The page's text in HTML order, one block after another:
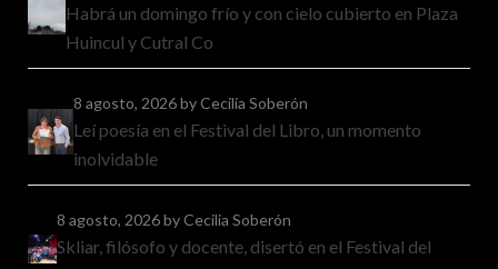
Habrá un domingo frío y con cielo cubierto en Plaza
Huincul y Cutral Co
8 agosto, 2026by Cecilia Soberón
Leí poesía en el Festival del Libro, un momento
inolvidable
8 agosto, 2026by Cecilia Soberón
Skliar, filósofo y docente, disertó en el Festival del